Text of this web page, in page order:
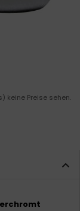
keine Preise sehen.